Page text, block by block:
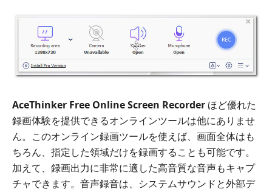
AceThinker Free Online Screen Recorder ほど優れた
録画体験を提供できるオンラインツールは他にありませ
ん。このオンライン録画ツールを使えば、画面全体はも
ちろん、指定した領域だけを録画することも可能です。
加えて、録画出力に非常に適した高音質な音声もキャプ
チャできます。音声録音は、システムサウンドと外部デ